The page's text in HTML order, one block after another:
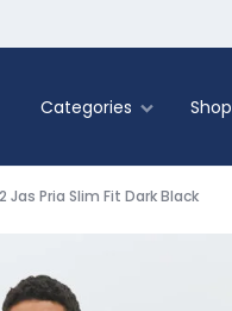
Categories Shop
Jas Pria Slim Fit Dark Black